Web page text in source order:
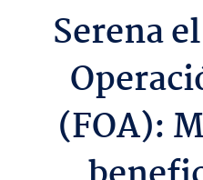
Serena
(FOA):